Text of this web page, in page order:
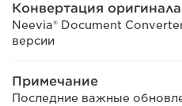
Конвертация оригинала
Neevia® Document
версии
Примечание
Последние важные